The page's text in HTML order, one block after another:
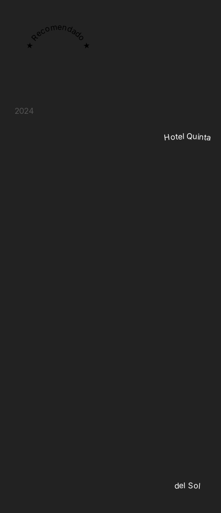
★ Recomendado ★
2024
Hotel Quinta
del Sol